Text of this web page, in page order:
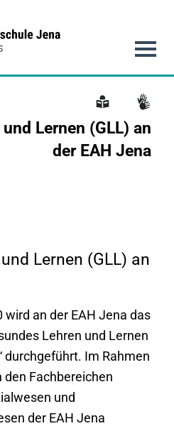
Lernen (GLL) an
der EAH Jena
Lernen (GLL) an
an der EAH Jena das
Lehren und Lernen
durchgeführt. Im Rahmen
Fachbereichen
und
der EAH Jena